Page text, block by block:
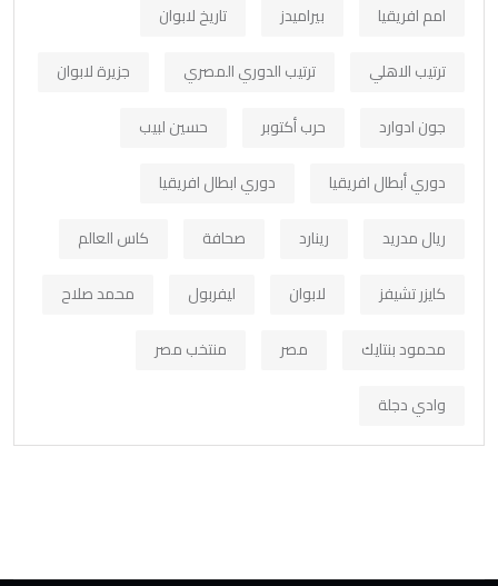
امم افريقيا
بيراميدز
تاريخ لابوان
ترتيب الاهلي
ترتيب الدوري المصري
جزيرة لابوان
جون ادوارد
حرب أكتوبر
حسين لبيب
دوري أبطال افريقيا
دوري ابطال افريقيا
ريال مدريد
رينارد صحافة
كاس العالم
كايزر تشيفز
لابوان ليفربول
محمد صلاح
محمود بنتايك
مصر
منتخب مصر
وادي دجلة